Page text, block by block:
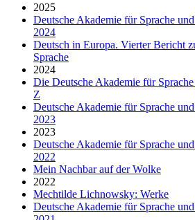
2025
Deutsche Akademie für Sprache
2024
Deutsch in Europa. Vierter Bericht
Sprache
2024
Die Deutsche Akademie für
Z
Deutsche Akademie für Sprache
2023
2023
Deutsche Akademie für Sprache
2022
Mein Nachbar auf der Wolke
2022
Mechtilde Lichnowsky: Werke
Deutsche Akademie für Sprache